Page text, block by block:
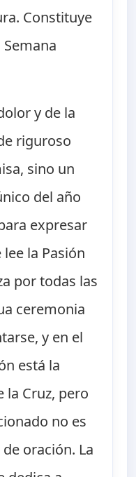
Constituye
y de la
riguroso
sino un
del año
expresar
la Pasión
por todas las
ceremonia
y en el
está la
la Cruz, pero
no es
oración. La